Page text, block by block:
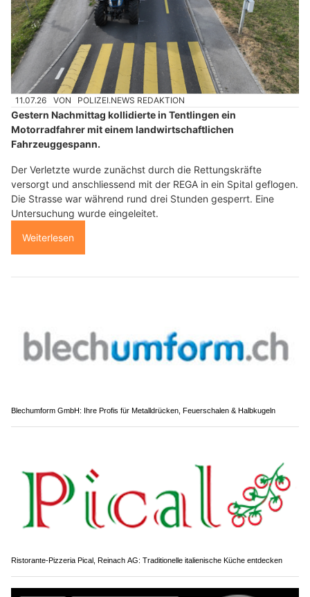
11.07.26 VON POLIZEI.NEWS REDAKTION
Gestern Nachmittag kollidierte in Tentlingen ein
Motorradfahrer mit einem landwirtschaftlichen
Fahrzeuggespann.
Der Verletzte wurde zunächst durch die Rettungskräfte
versorgt und anschliessend mit der REGA in ein Spital geflogen.
Die Strasse war während rund drei Stunden gesperrt. Eine
Untersuchung wurde eingeleitet.
Weiterlesen
Blechumform GmbH: Ihre Profis für Metalldrücken, Feuerschalen & Halbkugeln
Ristorante-Pizzeria Pical, Reinach AG: Traditionelle italienische Küche entdecken